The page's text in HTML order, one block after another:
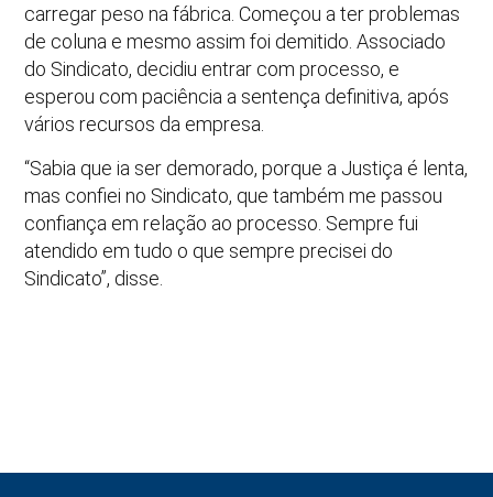
carregar peso na fábrica. Começou a ter problemas
de coluna e mesmo assim foi demitido. Associado
do Sindicato, decidiu entrar com processo, e
esperou com paciência a sentença definitiva, após
vários recursos da empresa.
“Sabia que ia ser demorado, porque a Justiça é lenta,
mas confiei no Sindicato, que também me passou
confiança em relação ao processo. Sempre fui
atendido em tudo o que sempre precisei do
Sindicato”, disse.